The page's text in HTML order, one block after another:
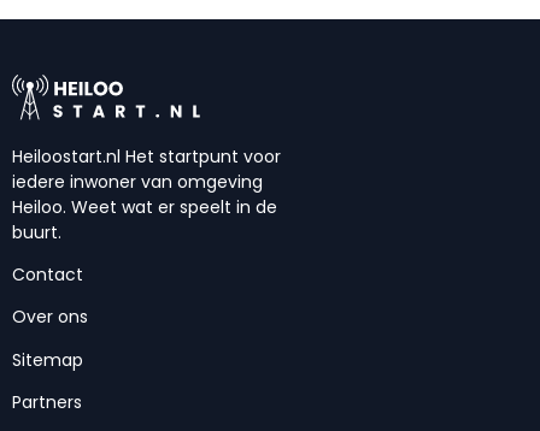
Heiloostart.nl Het startpunt voor
iedere inwoner van omgeving
Heiloo. Weet wat er speelt in de
buurt.
Contact
Over ons
Sitemap
Partners